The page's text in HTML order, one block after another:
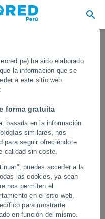
ha sido elaborado
la información que se
a este sitio web
forma gratuita
basada en la información
similares, nos
para seguir ofreciéndote
calidad sin coste.
puedes acceder a la
las cookies, ya sean
nos permiten el
en el sitio web,
para mostrarte
en función del mismo.
desde la
la Tierra hace unos días,
en sitios muy poco